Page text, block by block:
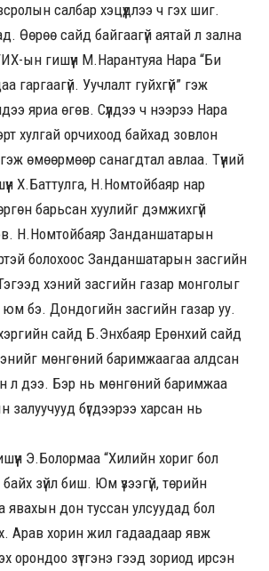
салбар хэцүүдлээ ч гэх шиг.
Өөрөө сайд байгаагүй аятай л зална
ын гишүүн М.Нарантуяа Нара “Би
гаргаагүй. Уучлалт гуйхгүй” гэж
яриа өгөв. Сүүлдээ ч нээрээ Нара
хулгай орчихоод байхад зовлон
өмөөрмөөр санагдтал авлаа. Түүний
Х.Баттулга, Н.Номтойбаяр нар
барьсан хуулийг дэмжихгүй
Н.Номтойбаяр Занданшатарын
болохоос Занданшатарын засгийн
Тэгээд хэний засгийн газар монголыг
бэ. Дондогийн засгийн газар уу.
сайд Б.Энхбаяр Ерөнхий сайд
мөнгөний баримжаагаа алдсан
л дээ. Бэр нь мөнгөний баримжаа
бүгдээрээ харсан нь
Э.Болормаа “Хилийн хориг бол
зүйл биш. Юм үзээгүй, төрийн
явахын дон туссан улсуудад бол
Арав хорин жил гадаадаар явж
орондоо зүтгэнэ гээд зориод ирсэн